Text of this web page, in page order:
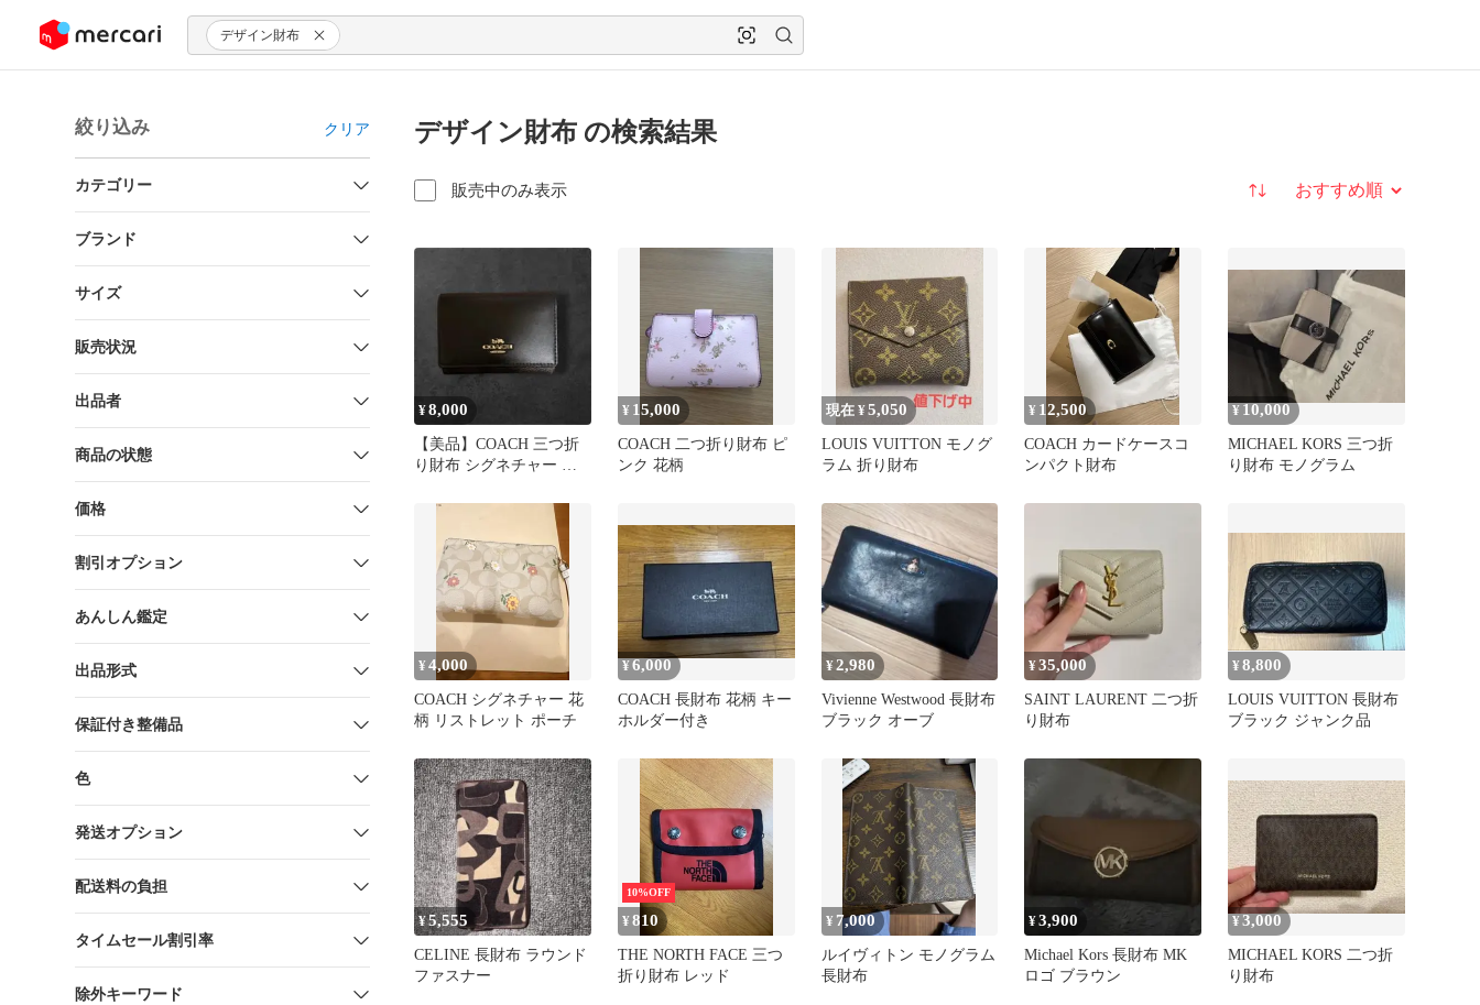
ツにスキップ デザイン財布
絞り込み クリア
カテゴリー
ブランド
サイズ
販売状況
出品者
商品の状態
価格
割引オプション
あんしん鑑定
出品形式
保証付き整備品
色
発送オプション
配送料の負担
タイムセール割引率
除外キーワード
デザイン財布 の検索結果
販売中のみ表示 並び替え
¥8,000
【美品】COACH 三つ折
り財布 シグネチャー ブ
¥ 15,000
COACH 二つ折り財布 ピ
ンク 花柄
現在 ¥5,050
LOUIS VUITTON モノグ
ラム 折り財布
¥ 12,500
COACH カードケースコ
ンパクト財布
¥ 10,000
MICHAEL KORS 三つ折
り財布 モノグラム
¥4,000
COACH シグネチャー 花
柄 リストレット ポーチ
¥6,000
COACH 長財布 花柄 キー
ホルダー付き
¥2,980
Vivienne Westwood 長財布
ブラック オーブ
¥35,000
SAINT LAURENT 二つ折
り財布
¥8,800
LOUIS VUITTON 長財布
ブラック ジャンク品
¥5,555
CELINE 長財布 ラウンド
ファスナー
10%OFF
¥810
THE NORTH FACE 三つ
折り財布 レッド
¥ 7,000
ルイヴィトン モノグラム
長財布
¥3,900
Michael Kors 長財布 MK
ロゴ ブラウン
¥3,000
MICHAEL KORS 二つ折
り財布